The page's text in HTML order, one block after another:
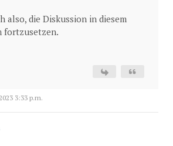
also, die Diskussion in diesem
fortzusetzen.
3:33 p.m.